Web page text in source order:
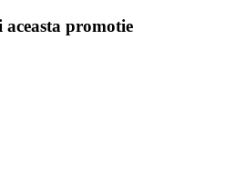
promotie